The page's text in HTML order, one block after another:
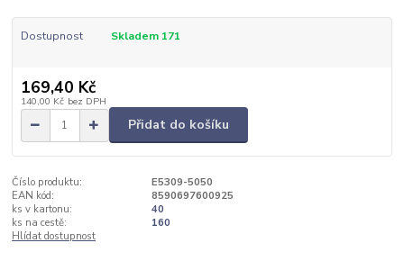
Dostupnost Skladem 171
169,40 Kč
140,00 Kč bez DPH
Přidat do košíku
Číslo produktu:
E5309-5050
EAN kód:
8590697600925
ks v kartonu:
40
ks na cestě:
160
Hlídat dostupnost